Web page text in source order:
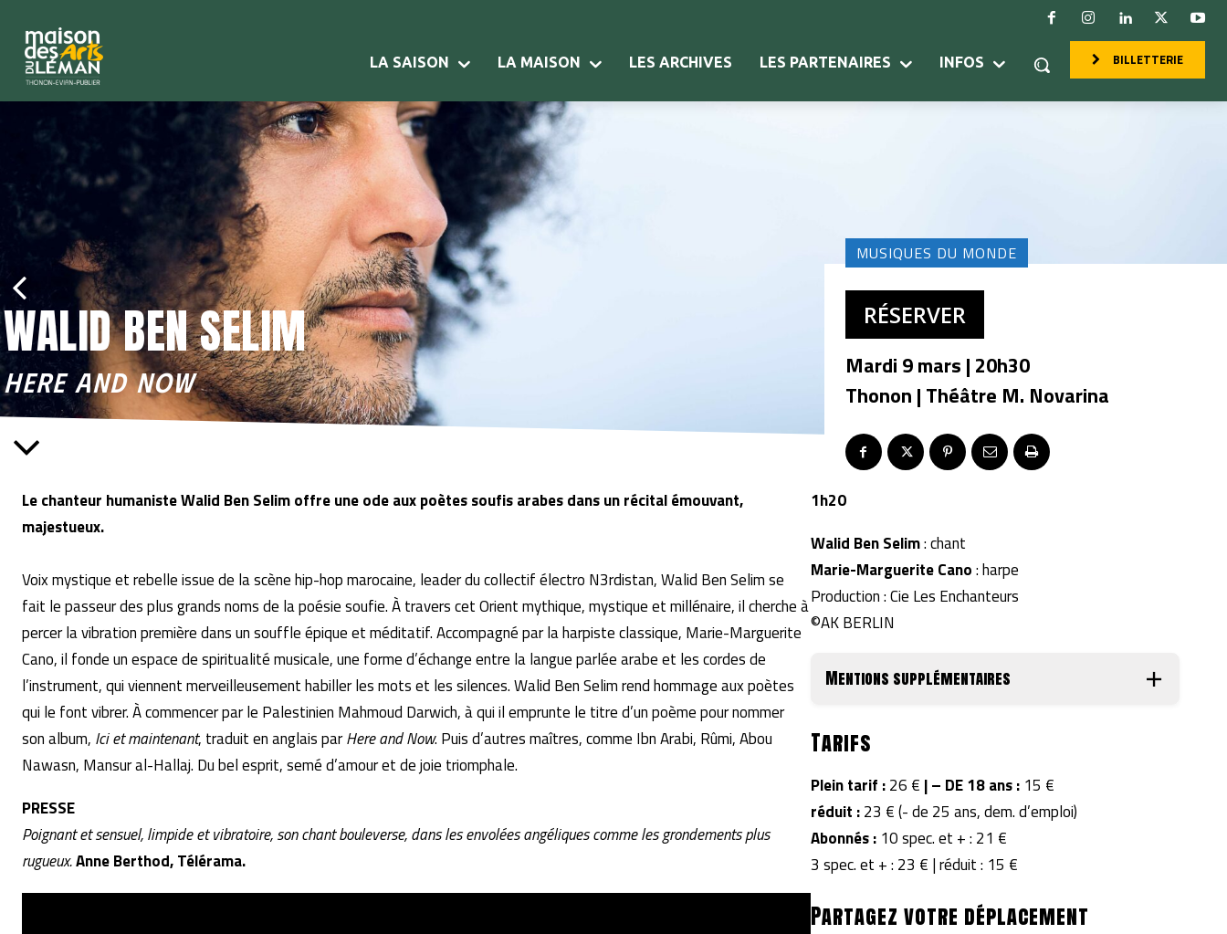
LA SAISON LA MAISON LES ARCHIVES LES PARTENAIRES INFOS BILLETTERIE
WALID BEN SELIM
HERE AND NOW
MUSIQUES DU MONDE
RÉSERVER
Mardi 9 mars | 20h30
Thonon | Théâtre M. Novarina
Le chanteur humaniste Walid Ben Selim offre une ode aux poètes soufis arabes dans un récital émouvant,
majestueux.
Voix mystique et rebelle issue de la scène hip-hop marocaine, leader du collectif électro N3rdistan, Walid Ben Selim se
fait le passeur des plus grands noms de la poésie soufie. À travers cet Orient mythique, mystique et millénaire, il cherche à
percer la vibration première dans un souffle épique et méditatif. Accompagné par la harpiste classique, Marie-Marguerite
Cano, il fonde un espace de spiritualité musicale, une forme d’échange entre la langue parlée arabe et les cordes de
l’instrument, qui viennent merveilleusement habiller les mots et les silences. Walid Ben Selim rend hommage aux poètes
qui le font vibrer. À commencer par le Palestinien Mahmoud Darwich, à qui il emprunte le titre d’un poème pour nommer
son album, Ici et maintenant, traduit en anglais parHere and Now. Puis d’autres maîtres, comme Ibn Arabi, Rûmi, Abou
Nawasn, Mansur al-Hallaj. Du bel esprit, semé d’amour et de joie triomphale.
PRESSE
Poignant et sensuel, limpide et vibratoire, son chant bouleverse, dans les envolées angéliques comme les grondements plus
rugueux.Anne Berthod, Télérama.
1h20
Walid Ben Selim: chant
Marie-Marguerite Cano: harpe
Production : Cie Les Enchanteurs
©AK BERLIN
Mentions supplémentaires
Tarifs
Plein tarif :26 € |– DE 18 ans :15 €
réduit :23 € (- de 25 ans, dem. d’emploi)
Abonnés : 10 spec. et + : 21 €
3 spec. et + : 23 € | réduit : 15 €
Partagez votre déplacement